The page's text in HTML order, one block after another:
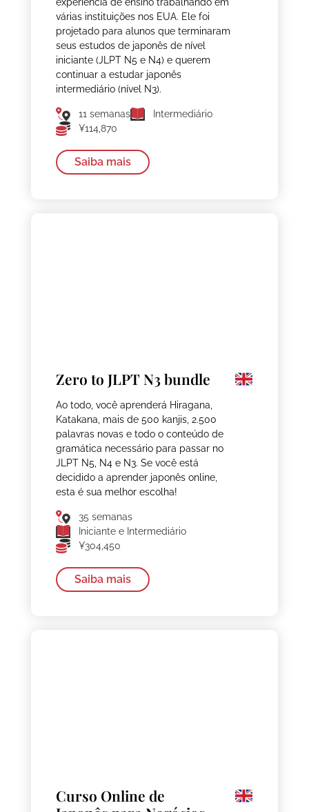
várias instituições nos EUA. Ele foi
projetado para alunos que terminaram
seus estudos de japonês de nível
iniciante (JLPT N5 e N4) e querem
continuar a estudar japonês
intermediário (nível N3).
11 semanas
Intermediário
¥114,870
Saiba mais
Zero to JLPT N3 bundle
Ao todo, você aprenderá Hiragana,
Katakana, mais de 500 kanjis, 2.500
palavras novas e todo o conteúdo de
gramática necessário para passar no
JLPT N5, N4 e N3. Se você está
decidido a aprender japonês online,
esta é sua melhor escolha!
35 semanas
Iniciante e Intermediário
¥304,450
Saiba mais
Curso Online de